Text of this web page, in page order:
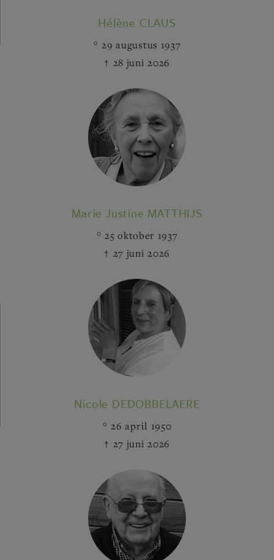
Hélène CLAUS
29 augustus 1937
28 juni 2026
Marie Justine MATTHIJS
25 oktober 1937
27 juni 2026
Nicole DEDOBBELAERE
26 april 1950
27 juni 2026